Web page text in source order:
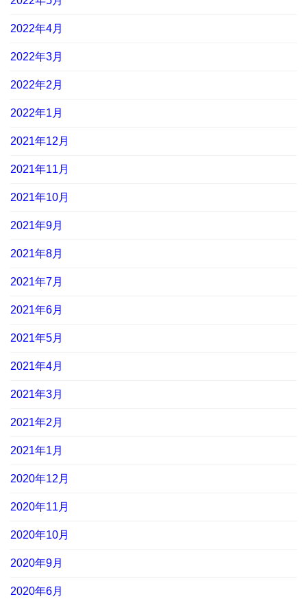
2022年4月
2022年3月
2022年2月
2022年1月
2021年12月
2021年11月
2021年10月
2021年9月
2021年8月
2021年7月
2021年6月
2021年5月
2021年4月
2021年3月
2021年2月
2021年1月
2020年12月
2020年11月
2020年10月
2020年9月
2020年6月